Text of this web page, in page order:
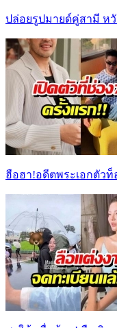
ปล่อยรูปมายด์คู่สามี ห
ฮือฮา!อดีตพระเอกตัวท็